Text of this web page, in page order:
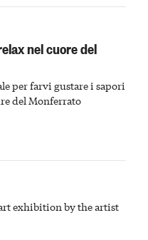
nel cuore del
per farvi gustare i sapori
del Monferrato
exhibition by the artist